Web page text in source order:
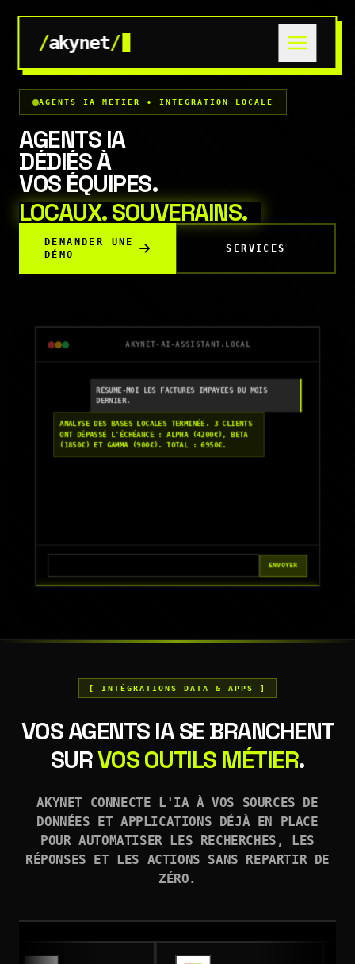
/akynet/
AGENTS IA MÉTIER • INTÉGRATION LOCALE
AGENTS IA
DÉDIÉS À
VOS ÉQUIPES.
LOCAUX. SOUVERAINS.
DEMANDER UNE
DÉMO
SERVICES
AKYNET-AI-ASSISTANT.LOCAL
RÉSUME-MOI LES FACTURES IMPAYÉES DU MOIS
DERNIER.
ANALYSE DES BASES LOCALES TERMINÉE. 3 CLIENTS
ONT DÉPASSÉ L'ÉCHÉANCE : ALPHA (4200€), BETA
(1850€) ET GAMMA (900€). TOTAL : 6950€.
ENVOYER
[ INTÉGRATIONS DATA & APPS ]
VOS AGENTS IA SE BRANCHENT
SURVOS OUTILS MÉTIER.
AKYNET CONNECTE L'IA À VOS SOURCES DE
DONNÉES ET APPLICATIONS DÉJÀ EN PLACE
POUR AUTOMATISER LES RECHERCHES, LES
RÉPONSES ET LES ACTIONS SANS REPARTIR DE
ZÉRO.